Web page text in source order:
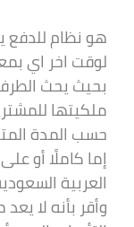
هو نظام للدفع
لوقت اخر اي
بحيث يحث
ملكيتها
حسب المدة
إما كاملًا أو
العربية
وأقر بأنه لا